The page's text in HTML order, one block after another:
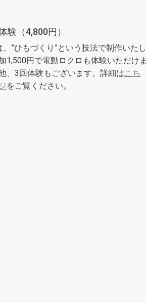
験（4,800円）
、”ひもづくり”という技法で制作いたし
1,500円で電動ロクロも体験いただけま
、3回体験もございます。詳細はこち
をご覧ください。